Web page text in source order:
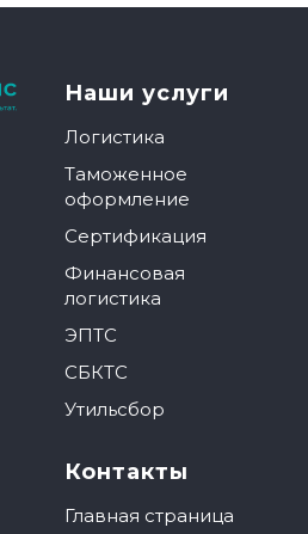
Наши услуги
Логистика
Таможенное
оформление
Сертификация
Финансовая
логистика
ЭПТС
СБКТС
Утильсбор
Контакты
Главная страница